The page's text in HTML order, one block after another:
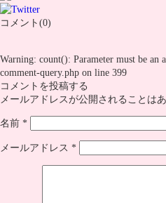
コメント(0)
Warning: count(): Parameter must be
comment-query.php on line 399
コメントを投稿する
メールアドレスが公開されることはあ
名前 *
メールアドレス *